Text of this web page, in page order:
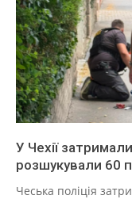
У Чехії
розшукували 60
Чеська поліція